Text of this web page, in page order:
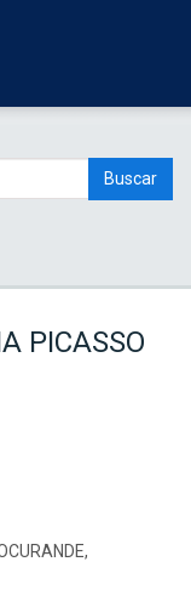
Buscar
PICASSO